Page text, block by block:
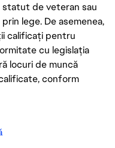
statut de veteran sau
lege. De asemenea,
calificați pentru
cu legislația
locuri de muncă
conform